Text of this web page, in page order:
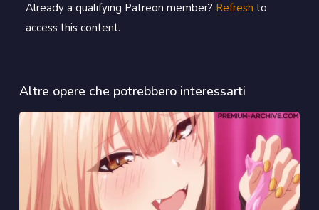
Already a qualifying Patreon member? Refresh to
access this content.
Altre opere che potrebbero interessarti